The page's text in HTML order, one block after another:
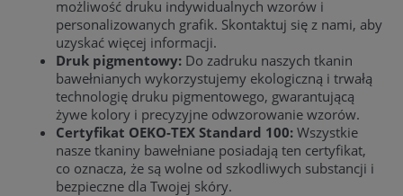
możliwość druku indywidualnych wzorów i
personalizowanych grafik. Skontaktuj się z nami, aby
uzyskać więcej informacji.
Druk pigmentowy: Do zadruku naszych tkanin
bawełnianych wykorzystujemy ekologiczną i trwałą
technologię druku pigmentowego, gwarantującą
żywe kolory i precyzyjne odwzorowanie wzorów.
Certyfikat OEKO-TEX Standard 100: Wszystkie
nasze tkaniny bawełniane posiadają ten certyfikat,
co oznacza, że są wolne od szkodliwych substancji i
bezpieczne dla Twojej skóry.